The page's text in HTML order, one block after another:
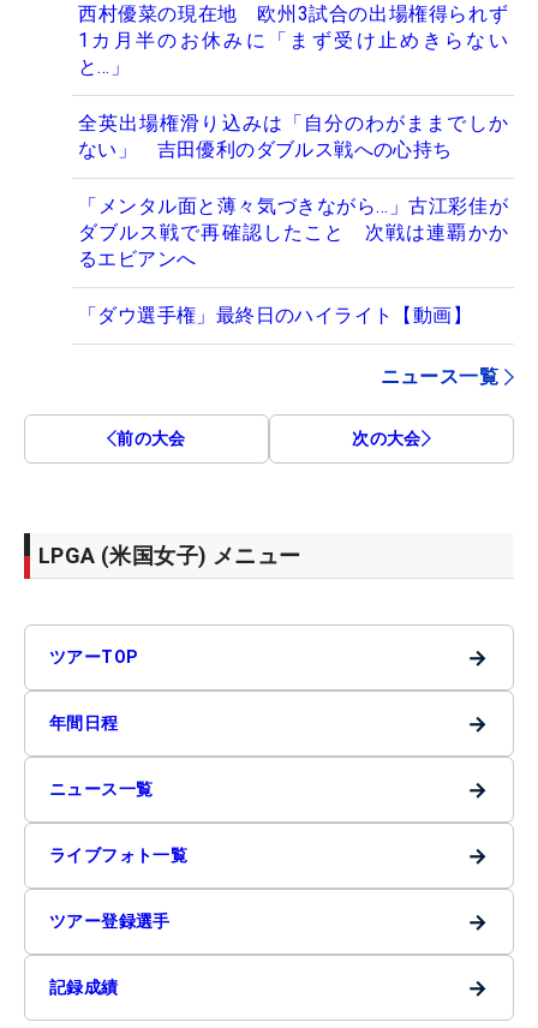
西村優菜の現在地 欧州3試合の出場権得られず
1カ月半のお休みに「まず受け止めきらない
と…」
全英出場権滑り込みは「自分のわがままでしか
ない」 吉田優利のダブルス戦への心持ち
「メンタル面と薄々気づきながら…」古江彩佳が
ダブルス戦で再確認したこと 次戦は連覇かか
るエビアンへ
「ダウ選手権」最終日のハイライト【動画】
ニュース一覧
前の大会 次の大会
LPGA (米国女子) メニュー
ツアーTOP →
年間日程 →
ニュース一覧 →
ライブフォト一覧 →
ツアー登録選手 →
記録成績 →